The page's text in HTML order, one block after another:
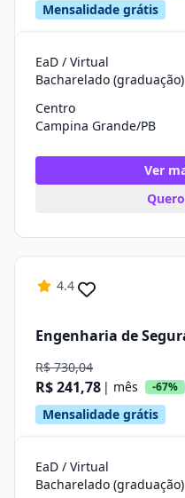
Mensalidade grátis
EaD / Virtual
Bacharelado (graduação)
Centro
Campina Grande/PB
Ver
4.4
Engenharia de
R$ 730,04
R$ 241,78 | mês -67%
Mensalidade grátis
EaD / Virtual
Bacharelado (graduação)